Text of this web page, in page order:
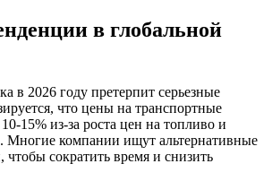
в глобальной
в 2026 году претерпит серьезные
что цены на транспортные
15% из-за роста цен на топливо и
Многие компании ищут альтернативные
сократить время и снизить